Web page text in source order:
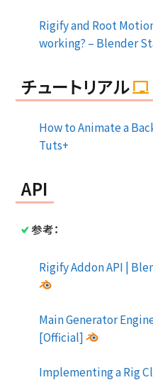
Rigify and Root
working? – Blender
チュートリアル
How to Animate a
Tuts+
API
参考：
Rigify Addon API |
Main Generator
[Official]
Implementing a Rig